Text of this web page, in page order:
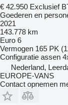
€ 42.950 Exclusief
Goederen en
2021
143.778 km
Euro 6
Vermogen 165 PK
Configuratie assen
Nederland,
EUROPE-VANS
Contact opnemen